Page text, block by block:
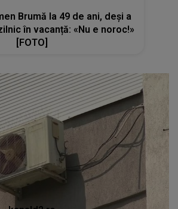
Brumă la 49 de ani, deși a
în vacanță: «Nu e noroc!»
[FOTO]